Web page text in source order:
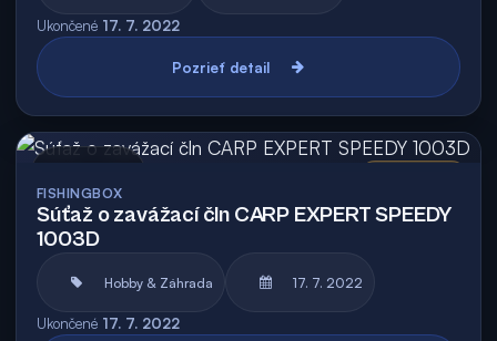
Ukončené 17. 7. 2022
Pozrieť detail
FISHINGBOX
Súťaž o zavážací čln CARP EXPERT SPEEDY
1003D
Hobby & Záhrada 17. 7. 2022
Ukončené 17. 7. 2022